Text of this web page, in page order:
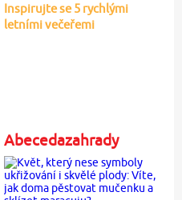
Inspirujte se 5 rychlými
letními večeřemi
Abecedazahrady